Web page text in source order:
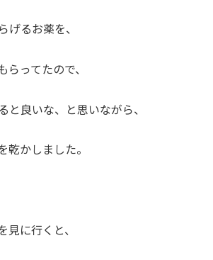
げるお薬を、
ってたので、
と良いな、と思いながら、
乾かしました。
見に行くと、